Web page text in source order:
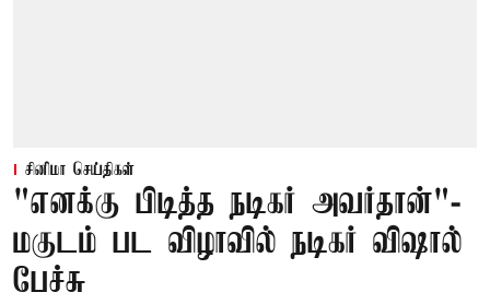
சினிமா செய்திகள்
"எனக்கு பிடித்த நடிகர் அவர்தான்"-
மகுடம் பட விழாவில் நடிகர் விஷால்
பேச்சு